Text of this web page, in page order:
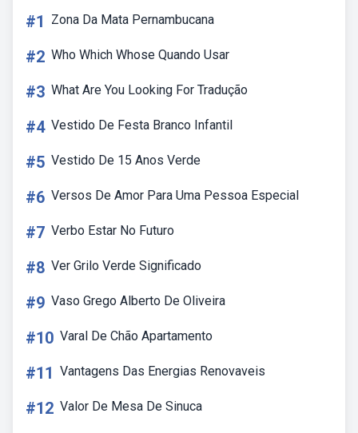
#1 Zona Da Mata Pernambucana
#2 Who Which Whose Quando Usar
#3 What Are You Looking For Tradução
#4 Vestido De Festa Branco Infantil
#5 Vestido De 15 Anos Verde
#6 Versos De Amor Para Uma Pessoa Especial
#7 Verbo Estar No Futuro
#8 Ver Grilo Verde Significado
#9 Vaso Grego Alberto De Oliveira
#10 Varal De Chão Apartamento
#11 Vantagens Das Energias Renovaveis
#12 Valor De Mesa De Sinuca